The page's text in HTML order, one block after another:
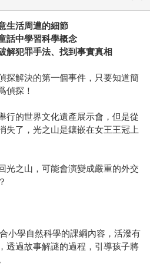
生活周遭的細節
話中學習科學概念
解犯罪手法、找到事實真相
解決的第一個事件，只要知道簡
偵探！
行的世界文化遺產展示會，但是從
失了，光之山是鑲嵌在女王王冠上
光之山，可能會演變成嚴重的外交
小學自然科學的課綱內容，活潑有
透過故事解謎的過程，引導孩子將